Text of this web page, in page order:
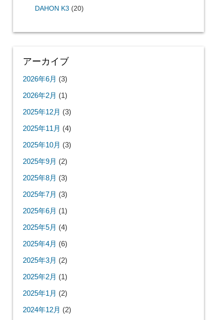
DAHON K3 (20)
アーカイブ
2026年6月 (3)
2026年2月 (1)
2025年12月 (3)
2025年11月 (4)
2025年10月 (3)
2025年9月 (2)
2025年8月 (3)
2025年7月 (3)
2025年6月 (1)
2025年5月 (4)
2025年4月 (6)
2025年3月 (2)
2025年2月 (1)
2025年1月 (2)
2024年12月 (2)